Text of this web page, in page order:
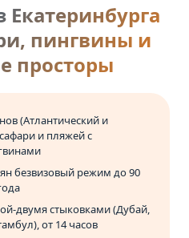
пингвины и
просторы
(Атлантический и
и пляжей с
безвизовый режим до 90
двумя стыковками (Дубай,
от 14 часов